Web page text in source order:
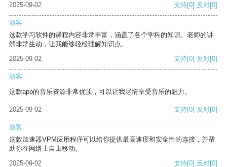
2025-09-02 支持[0] 反对[0]
游客
这款学习软件的课程内容非常丰富，涵盖了各个学科的知识。老师的讲
解非常生动，让我能够轻松理解知识点。
2025-09-02
支持[0] 反对[0]
游客
这款app的音乐资源非常优质，可以让我尽情享受音乐的魅力。
2025-09-02 支持[0] 反对[0]
游客
这款加速器VPM应用程序可以给你提供最高速度和安全性的连接，并帮
助你在网络上自由移动。
2025-09-02
支持[0] 反对[0]